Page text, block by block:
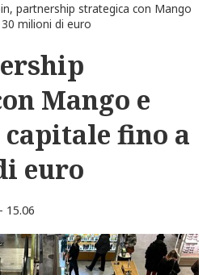
partnership strategica con Mango
milioni di euro
Mango e
fino a
euro
15.06